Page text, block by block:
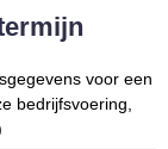
voor een
bedrijfsvoering,